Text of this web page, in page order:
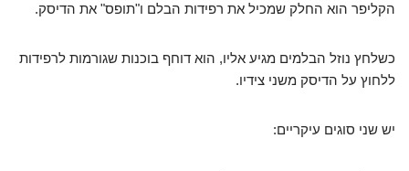
הקליפר הוא החלק שמכיל את רפידות הבלם ו"תופס" את הדיסק.
כשלחץ נוזל הבלמים מגיע אליו, הוא דוחף בוכנות שגורמות לרפידות
ללחוץ על הדיסק משני צידיו.
יש שני סוגים עיקריים: